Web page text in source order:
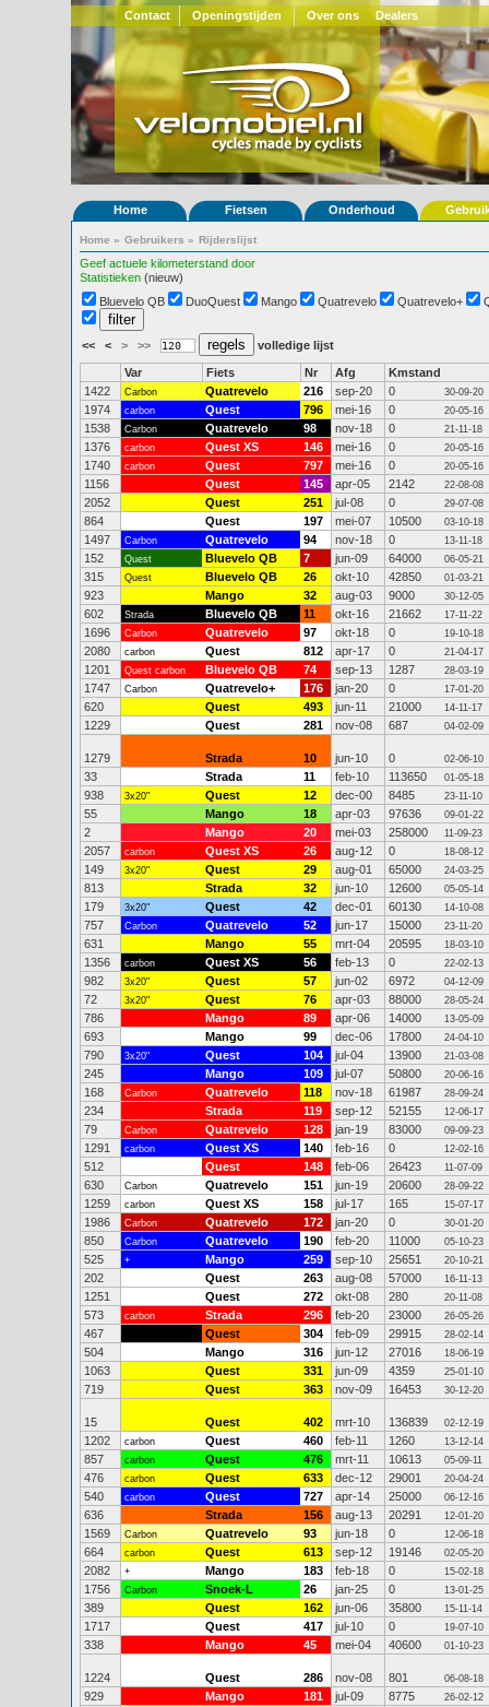
Contact Openingstijden Over ons Dealers
Home Fietsen Onderhoud
Home » Gebruikers » Rijderslijst
Geef actuele kilometerstand door
Statistieken (nieuw)
Bluevelo QB
DuoQuest Mango Quatrevelo Quatrevelo+
<< < > >> volledige lijst
Var Fiets Nr Afg
Kmstand
1422
Carbon Quatrevelo 216 sep-20 0 30-09-20
1974 carbon Quest 796 mei-16 0 20-05-16
1538 Carbon Quatrevelo 98 nov-18 0 21-11-18
1376 carbon Quest XS 146 mei-16 0 20-05-16
1740 carbon Quest 797 mei-16 0 20-05-16
1156 Quest 145 apr-05 2142 22-08-08
2052 Quest 251 jul-08 0 29-07-08
864 Quest 197 mei-07 10500 03-10-18
1497 Carbon Quatrevelo 94 nov-18 0 13-11-18
152 Quest Bluevelo QB 7 jun-09 64000 06-05-21
315 Quest Bluevelo QB 26 okt-10 42850 01-03-21
923 Mango 32 aug-03 9000 30-12-05
602 Strada Bluevelo QB 11 okt-16 21662 17-11-22
1696 Carbon Quatrevelo 97 okt-18 0 19-10-18
2080 carbon Quest 812 apr-17 0 21-04-17
1201 Quest carbon Bluevelo QB 74 sep-13 1287 28-03-19
1747 Carbon Quatrevelo+ 176 jan-20 0 17-01-20
620 Quest 493 jun-11 21000 14-11-17
1229 Quest 281 nov-08 687 04-02-09
1279 Strada 10 jun-10 0 02-06-10
33 Strada 11 feb-10 113650 01-05-18
938 3x20" Quest 12 dec-00 8485 23-11-10
55 Mango 18 apr-03 97636 09-01-22
2 Mango 20 mei-03 258000 11-09-23
2057 carbon Quest XS 26 aug-12 0 18-08-12
149 3x20" Quest 29 aug-01 65000 24-03-25
813 Strada 32 jun-10 12600 05-05-14
179 3x20" Quest 42 dec-01 60130 14-10-08
757 Carbon Quatrevelo 52 jun-17 15000 23-11-20
631 Mango 55 mrt-04 20595 18-03-10
1356 carbon Quest XS 56 feb-13 0 22-02-13
982 3x20" Quest 57 jun-02 6972 04-12-09
72 3x20" Quest 76 apr-03 88000 28-05-24
786 Mango 89 apr-06 14000 13-05-09
693 Mango 99 dec-06 17800 24-04-10
790 3x20" Quest 104 jul-04 13900 21-03-08
245 Mango 109 jul-07 50800 20-06-16
168 Carbon Quatrevelo 118 nov-18 61987 28-09-24
234 Strada 119 sep-12 52155 12-06-17
79 Carbon Quatrevelo 128 jan-19 83000 09-09-23
1291 carbon Quest XS 140 feb-16 0 12-02-16
512 Quest 148 feb-06 26423 11-07-09
630 Carbon Quatrevelo 151 jun-19 20600 28-09-22
1259 carbon Quest XS 158 jul-17 165 15-07-17
1986 Carbon Quatrevelo 172 jan-20 0 30-01-20
850 Carbon Quatrevelo 190 feb-20 11000 05-10-23
525 + Mango 259 sep-10 25651 20-10-21
202 Quest 263 aug-08 57000 16-11-13
1251 Quest 272 okt-08 280 20-11-08
573 carbon Strada 296 feb-20 23000 26-05-26
467 Quest 304 feb-09 29915 28-02-14
504 Mango 316 jun-12 27016 18-06-19
1063 Quest 331 jun-09 4359 25-01-10
719 Quest 363 nov-09 16453 30-12-20
15 Quest 402 mrt-10 136839 02-12-19
1202 carbon Quest 460 feb-11 1260 13-12-14
857 carbon Quest 476 mrt-11 10613 05-09-11
476 carbon Quest 633 dec-12 29001 20-04-24
540 carbon Quest 727 apr-14 25000 06-12-16
636 Strada 156 aug-13 20291 12-01-20
1569 Carbon Quatrevelo 93 jun-18 0 12-06-18
664 carbon Quest 613 sep-12 19146 02-05-20
2082 + Mango 183 feb-18 0 15-02-18
1756 Carbon Snoek-L 26 jan-25 0 13-01-25
389 Quest 162 jun-06 35800 15-11-14
1717 Quest 417 jul-10 0 19-07-10
338 Mango 45 mei-04 40600 01-10-23
1224 Quest 286 nov-08 801 06-08-18
929 Mango 181 jul-09 8775 26-02-12